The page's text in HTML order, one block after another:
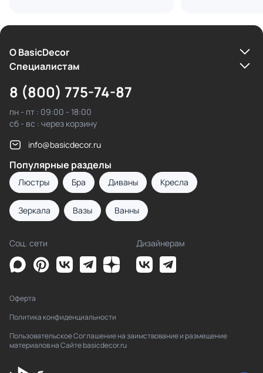
О BasicDecor
Cпециалистам
8 (800) 775-74-87
пн - пт : 09:00 - 18:00
сб - вс : через корзину
info@basicdecor.ru
Популярные разделы
Люстры Бра Диваны Кресла
Зеркала Вазы Ванны
Соц. сети Дизайнерам
Оферта
Политика конфиденциальности
Пользовательское Соглашение на заимствование и размещение
материалов на Сайте basicdecor.ru